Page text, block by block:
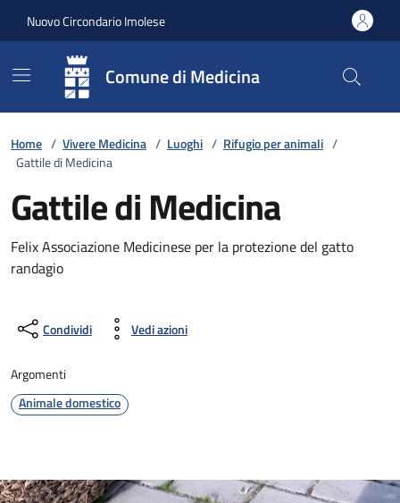
Nuovo Circondario Imolese
Comune di Medicina
Home / Vivere Medicina / Luoghi / Rifugio per animali /
Gattile di Medicina
Gattile di Medicina
Felix Associazione Medicinese per la protezione del gatto
randagio
Condividi Vedi azioni
Argomenti
Animale domestico